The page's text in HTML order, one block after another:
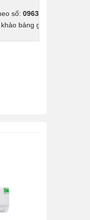
số: 0963.68.68.70
bảng giá lắp đặt